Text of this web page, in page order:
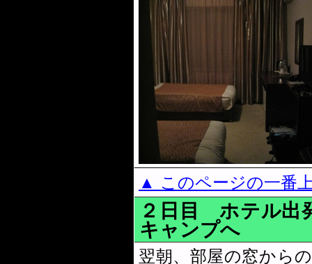
▲ このページの一番
２日目 ホテル出
キャンプへ
翌朝、部屋の窓から